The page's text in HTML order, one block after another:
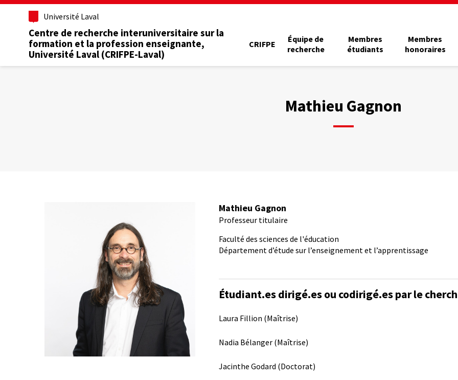
Aller
principal
Université Laval
Centre de recherche interuniversitaire sur la
formation et la profession enseignante,
Université Laval (CRIFPE-Laval)
CRIFPE
Équipe de
recherche
Membres
étudiants
Membres
honoraires
Mathieu Gagnon
Mathieu Gagnon
Professeur titulaire
Faculté des sciences de l'éducation
Département d’étude sur l’enseignement et l’apprentissage
Étudiant.es dirigé.es ou codirigé.es par le
Laura Fillion (Maîtrise)
Nadia Bélanger (Maîtrise)
Jacinthe Godard (Doctorat)